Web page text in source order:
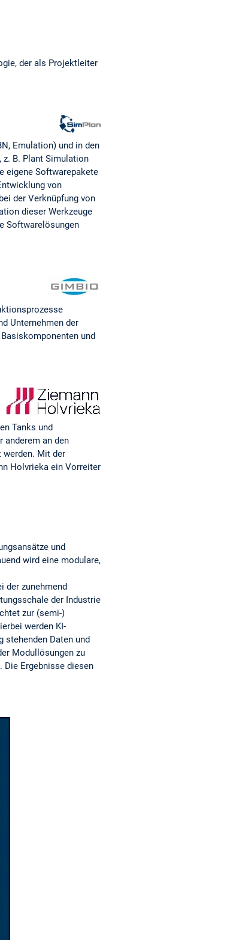
der als Projektleiter
Emulation) und in den
z. B. Plant Simulation
eigene Softwarepakete
von
der Verknüpfung von
dieser Werkzeuge
Softwarelösungen
Unternehmen der
und
Tanks und
anderem an den
werden. Mit der
Holvrieka ein Vorreiter
und
wird eine modulare,
der zunehmend
der Industrie
zur (semi-)
werden KI-
stehenden Daten und
Modullösungen zu
Die Ergebnisse diesen